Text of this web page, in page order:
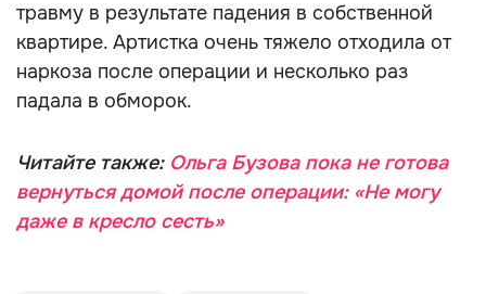
травму в результате падения в собственной
квартире. Артистка очень тяжело отходила от
наркоза после операции и несколько раз
падала в обморок.
Читайте также: Ольга Бузова пока не готова
вернуться домой после операции: «Не могу
даже в кресло сесть»